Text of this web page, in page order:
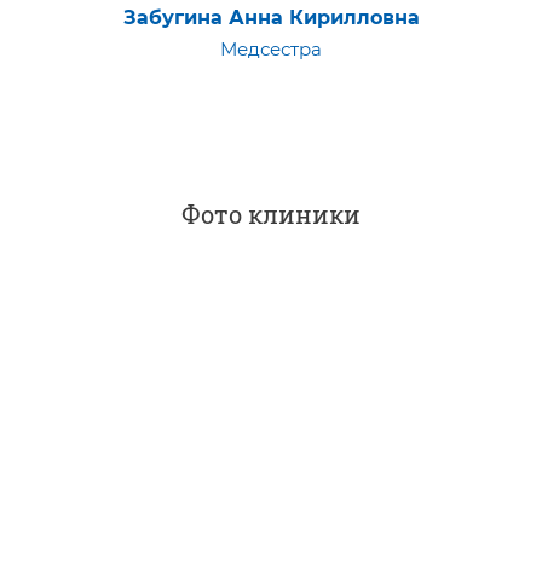
Забугина Анна Кирилловна
Медсестра
Фото клиники